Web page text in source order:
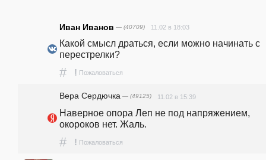
Иван Иванов — (40709) 11.02 в 18:03
Какой смысл драться, если можно начинать с
перестрелки?
# ! Пожаловаться
Вера Сердючка — (49125) 11.02 в 15:39
Наверное опора Леп не под напряжением,
окороков нет. Жаль.
# ! Пожаловаться